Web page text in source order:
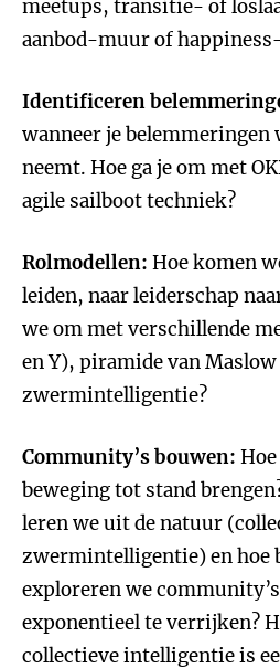
meetups, transitie- of
aanbod-muur of
Identificeren
wanneer je belemmeringen
neemt. Hoe ga je om met
agile sailboot techniek?
Rolmodellen: Hoe komen
leiden, naar leiderschap
we om met verschillende
en Y), piramide van Maslow
zwermintelligentie?
Community’s bouwen:
beweging tot stand
leren we uit de natuur
zwermintelligentie) en hoe
exploreren we
exponentieel te verrijken?
collectieve intelligentie is